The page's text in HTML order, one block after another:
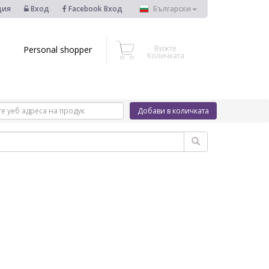
Вход Facebook Вход Български
Personal shopper Вижте
Количката
Добави в количката